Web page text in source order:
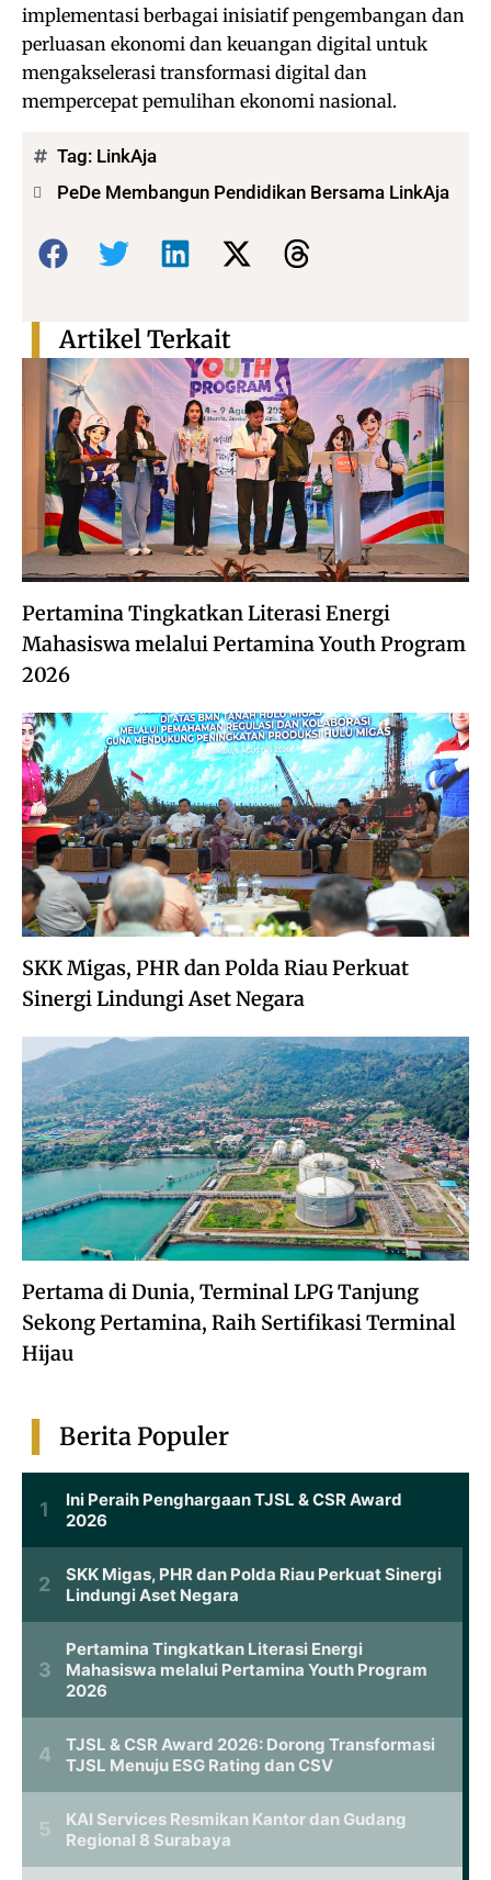
implementasi berbagai inisiatif pengembangan dan
perluasan ekonomi dan keuangan digital untuk
mengakselerasi transformasi digital dan
mempercepat pemulihan ekonomi nasional.
Tag: LinkAja
PeDe Membangun Pendidikan Bersama LinkAja
Bagikan:
Pertamina Tingkatkan Literasi Energi
Mahasiswa melalui Pertamina Youth Program
2026
SKK Migas, PHR dan Polda Riau Perkuat
Sinergi Lindungi Aset Negara
Pertama di Dunia, Terminal LPG Tanjung
Sekong Pertamina, Raih Sertifikasi Terminal
Hijau
Artikel Terkait
Berita Populer